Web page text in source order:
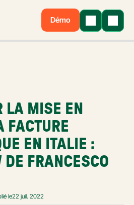
Démo
LA MISE EN
FACTURE
EN ITALIE :
DE FRANCESCO
le22 juil. 2022